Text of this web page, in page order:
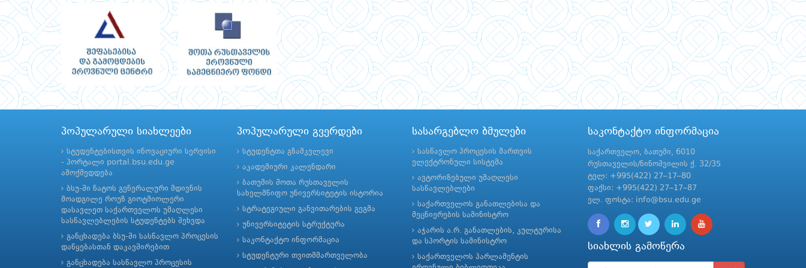
პოპულარული სიახლეები
სტუდენტებისთვის ინოვაციური სერვისი
- პორტალი portal.bsu.edu.ge
ამოქმედდება
ბსუ-ში ნატოს გენერალური მდივნის
მოადგილე როუზ გიოტმიოლერი
დასავლეთ საქართველოს უმაღლესი
სასწავლებლების სტუდენტებს შეხვდა
განცხადება ბსუ-ში სასწავლო პროცესის
დაწყებასთან დაკავშირებით
განცხადება სასწავლო პროცესის
პოპულარული გვერდები
სტუდენტთა გზამკვლევი
აკადემიური კალენდარი
ბათუმის შოთა რუსთაველის
სახელმწიფო უნივერსიტეტის ისტორია
სტრატეგიული განვითარების გეგმა
უნივერსიტეტის სტრუქტურა
საკონტაქტო ინფორმაცია
სტუდენტური თვითმმართველობა
სასარგებლო ბმულები
სასწავლო პროცესის მართვის
ელექტრონული სისტემა
ავტორიზებული უმაღლესი
სასწავლებლები
საქართველოს განათლებისა და
მეცნიერების სამინისტრო
აჭარის ა.რ. განათლების, კულტურისა
და სპორტის სამინისტრო
საქართველოს პარლამენტის
საკონტაქტო ინფორმაცია
საქართველო, ბათუმი, 6010
რუსთაველის/ნინოშვილის ქ. 32/35
ტელ: +995(422) 27–17–80
ფაქსი: +995(422) 27–17–87
ელ. ფოსტა: info@bsu.edu.ge
სიახლის გამოწერა